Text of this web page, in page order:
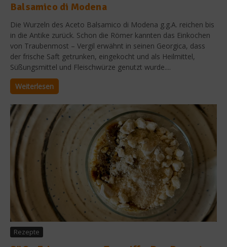
Balsamico di Modena
Die Wurzeln des Aceto Balsamico di Modena g.g.A. reichen bis
in die Antike zurück. Schon die Römer kannten das Einkochen
von Traubenmost – Vergil erwähnt in seinen Georgica, dass
der frische Saft getrunken, eingekocht und als Heilmittel,
Süßungsmittel und Fleischwürze genutzt wurde....
Weiterlesen
Rezepte